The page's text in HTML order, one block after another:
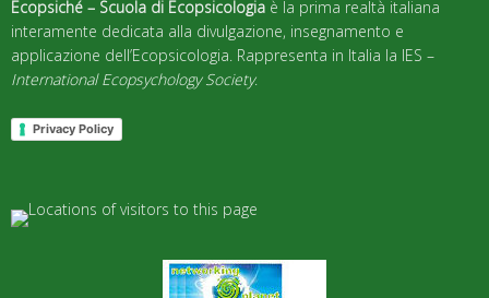
Ecopsiché – Scuola di Ecopsicologia è la prima realtà italiana
interamente dedicata alla divulgazione, insegnamento e
applicazione dell’Ecopsicologia. Rappresenta in Italia la IES –
International Ecopsychology Society.
Privacy Policy